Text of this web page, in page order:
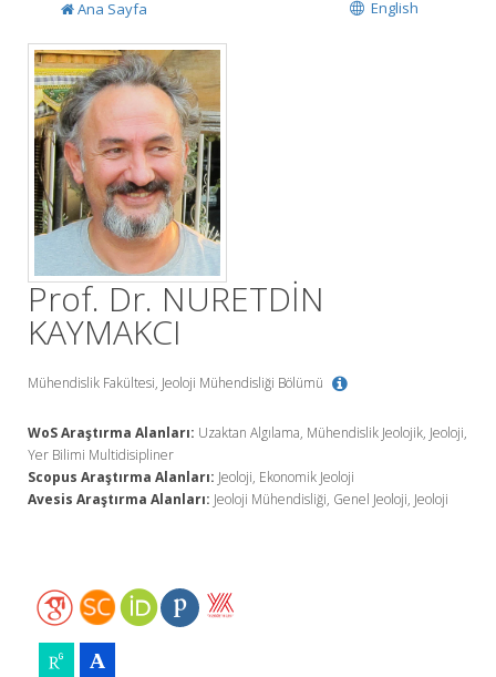
English
Ana Sayfa
Prof. Dr. NURETDİN
KAYMAKCI
Mühendislik Fakültesi, Jeoloji Mühendisliği Bölümü
WoS Araştırma Alanları: Uzaktan Algılama, Mühendislik Jeolojik, Jeoloji,
Yer Bilimi Multidisipliner
Scopus Araştırma Alanları: Jeoloji, Ekonomik Jeoloji
Avesis Araştırma Alanları: Jeoloji Mühendisliği, Genel Jeoloji, Jeoloji